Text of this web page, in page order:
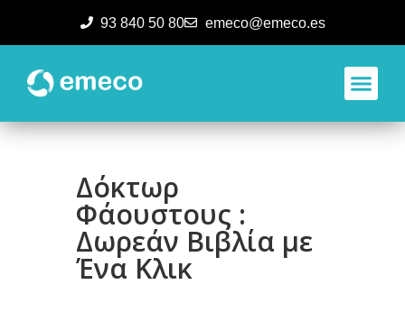
93 840 50 80 emeco@emeco.es
Δόκτωρ
Φάουστους :
Δωρεάν Βιβλία με
Ένα Κλικ